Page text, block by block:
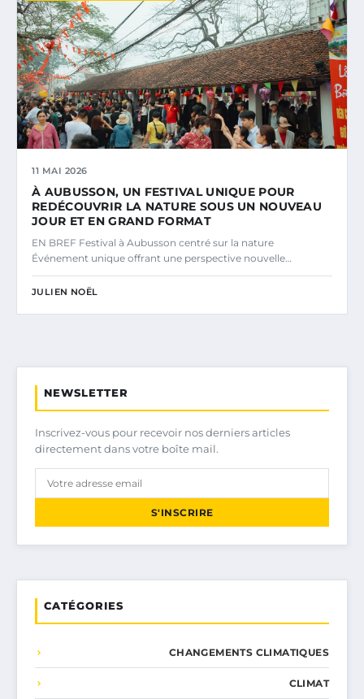
11 MAI 2026
À AUBUSSON, UN FESTIVAL UNIQUE POUR
REDÉCOUVRIR LA NATURE SOUS UN NOUVEAU
JOUR ET EN GRAND FORMAT
EN BREF Festival à Aubusson centré sur la nature
Événement unique offrant une perspective nouvelle…
JULIEN NOËL
NEWSLETTER
Inscrivez-vous pour recevoir nos derniers articles
directement dans votre boîte mail.
S'INSCRIRE
CATÉGORIES
CHANGEMENTS CLIMATIQUES
CLIMAT